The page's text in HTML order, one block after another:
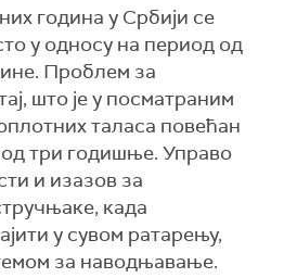
година у Србији се
у односу на период од
Проблем за
што је у посматраним
таласа повећан
од три годишње. Управо
и изазов за
када
у сувом ратарењу,
за наводњавање.